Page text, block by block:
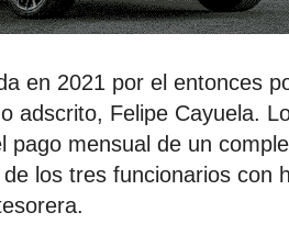
en 2021 por el entonces
adscrito, Felipe Cayuela.
pago mensual de un
los tres funcionarios con